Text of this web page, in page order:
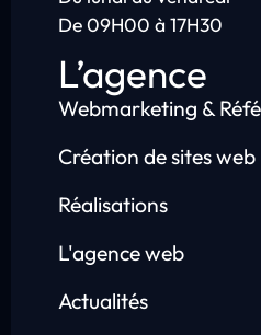
De 09H00 à 17H30
L’agence
Webmarketing &
Création de sites web
Réalisations
L'agence web
Actualités